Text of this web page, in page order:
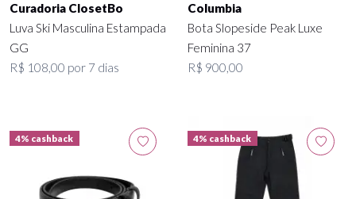
Curadoria ClosetBo
Luva Ski Masculina Estampada
GG
R$ 108,00 por 7 dias
Columbia
Bota Slopeside Peak Luxe
Feminina 37
R$ 900,00
4% cashback 4% cashback